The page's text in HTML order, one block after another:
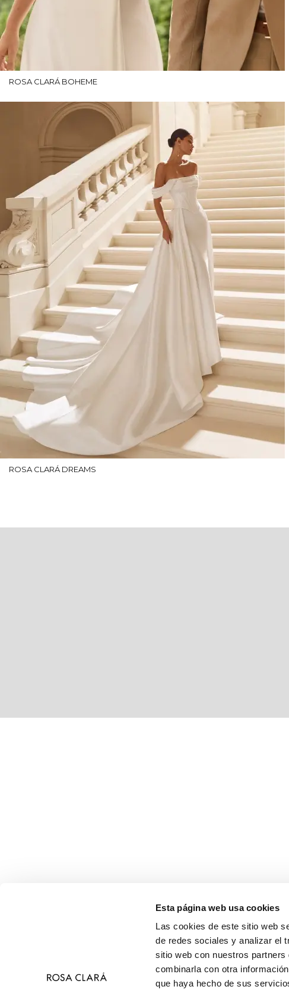
Esta página web usa cookies
Las cookies de este sitio web
de redes sociales y analizar el
sitio web con nuestros
combinarla con otra
que haya hecho de sus
ROSA CLARÁ BOHEME
ROSA CLARÁ DREAMS